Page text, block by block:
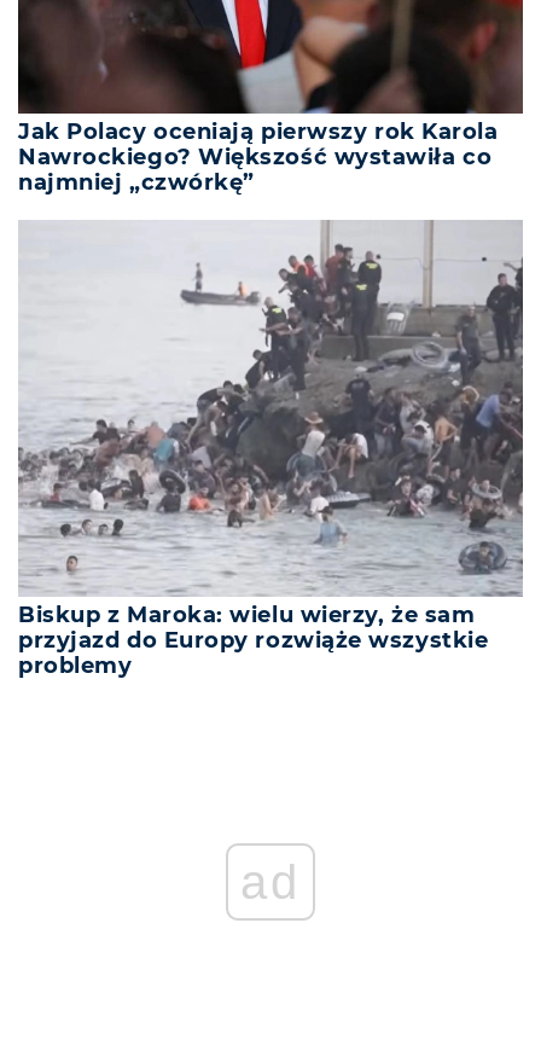
Jak Polacy oceniają pierwszy rok Karola
Nawrockiego? Większość wystawiła co
najmniej „czwórkę”
Biskup z Maroka: wielu wierzy, że sam
przyjazd do Europy rozwiąże wszystkie
problemy
ad